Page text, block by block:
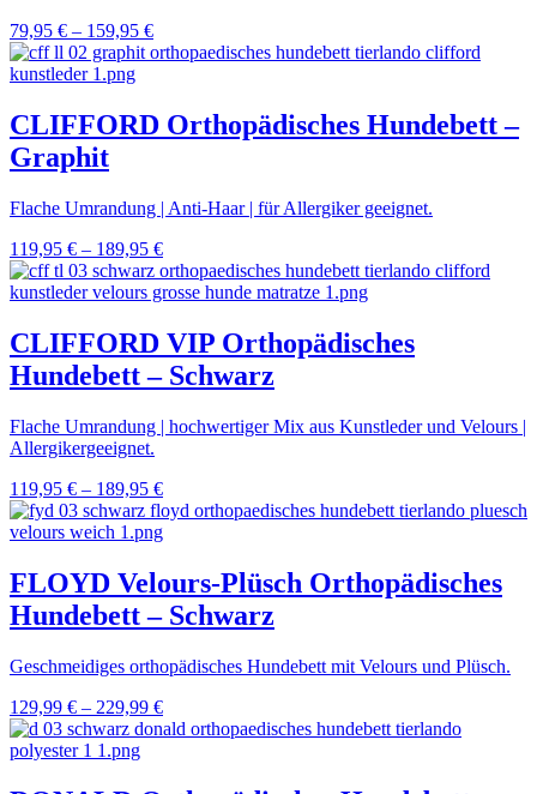
79,95 € – 159,95 €
CLIFFORD Orthopädisches Hundebett –
Graphit
Flache Umrandung | Anti-Haar | für Allergiker geeignet.
119,95 € – 189,95 €
CLIFFORD VIP Orthopädisches
Hundebett – Schwarz
Flache Umrandung | hochwertiger Mix aus Kunstleder und Velours |
Allergikergeeignet.
119,95 € – 189,95 €
FLOYD Velours-Plüsch Orthopädisches
Hundebett – Schwarz
Geschmeidiges orthopädisches Hundebett mit Velours und Plüsch.
129,99 € – 229,99 €